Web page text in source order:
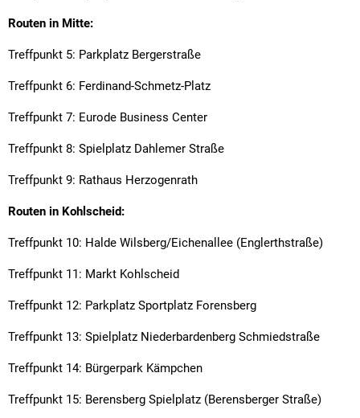
Routen in Mitte:
Treffpunkt 5: Parkplatz Bergerstraße
Treffpunkt 6: Ferdinand-Schmetz-Platz
Treffpunkt 7: Eurode Business Center
Treffpunkt 8: Spielplatz Dahlemer Straße
Treffpunkt 9: Rathaus Herzogenrath
Routen in Kohlscheid:
Treffpunkt 10: Halde Wilsberg/Eichenallee (Englerthstraße)
Treffpunkt 11: Markt Kohlscheid
Treffpunkt 12: Parkplatz Sportplatz Forensberg
Treffpunkt 13: Spielplatz Niederbardenberg Schmiedstraße
Treffpunkt 14: Bürgerpark Kämpchen
Treffpunkt 15: Berensberg Spielplatz (Berensberger Straße)